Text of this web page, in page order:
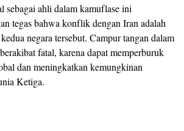
sebagai ahli dalam kamuflase ini
tegas bahwa konflik dengan Iran adalah
negara tersebut. Campur tangan dalam
fatal, karena dapat memperburuk
dan meningkatkan kemungkinan
Ketiga.